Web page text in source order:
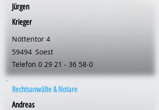
Jürgen
Krieger
Nöttentor 4
59494 Soest
Telefon 0 29 21 - 36 58-0
Rechtsanwälte & Notare
Andreas